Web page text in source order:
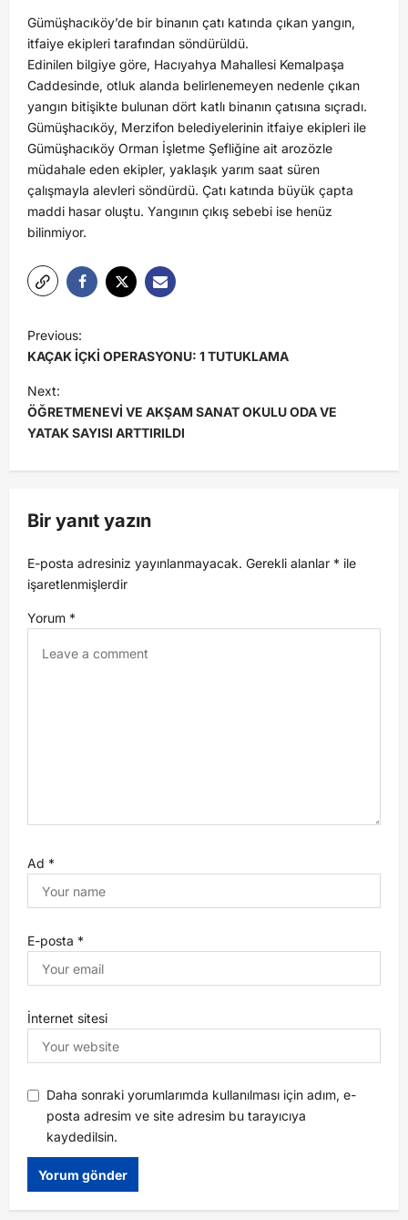
Gümüşhacıköy’de bir binanın çatı katında çıkan yangın,
itfaiye ekipleri tarafından söndürüldü.
Edinilen bilgiye göre, Hacıyahya Mahallesi Kemalpaşa
Caddesinde, otluk alanda belirlenemeyen nedenle çıkan
yangın bitişikte bulunan dört katlı binanın çatısına sıçradı.
Gümüşhacıköy, Merzifon belediyelerinin itfaiye ekipleri ile
Gümüşhacıköy Orman İşletme Şefliğine ait arozözle
müdahale eden ekipler, yaklaşık yarım saat süren
çalışmayla alevleri söndürdü. Çatı katında büyük çapta
maddi hasar oluştu. Yangının çıkış sebebi ise henüz
bilinmiyor.
Previous:
KAÇAK İÇKİ OPERASYONU: 1 TUTUKLAMA
Next:
ÖĞRETMENEVİ VE AKŞAM SANAT OKULU ODA VE
YATAK SAYISI ARTTIRILDI
Bir yanıt yazın
E-posta adresiniz yayınlanmayacak. Gerekli alanlar * ile
işaretlenmişlerdir
Yorum *
Ad *
E-posta *
İnternet sitesi
Daha sonraki yorumlarımda kullanılması için adım, e-
posta adresim ve site adresim bu tarayıcıya
kaydedilsin.